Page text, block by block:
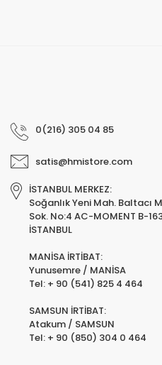
0(216) 305 04 85
satis@hmistore.com
İSTANBUL MERKEZ:
Soğanlık Yeni Mah. Baltacı
Sok. No:4 AC-MOMENT B-
İSTANBUL
MANİSA İRTİBAT:
Yunusemre / MANİSA
Tel: + 90 (541) 825 4 464
SAMSUN İRTİBAT:
Atakum / SAMSUN
Tel: + 90 (850) 304 0 464